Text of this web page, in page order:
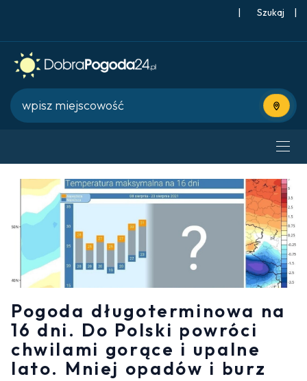
| |
Użyj
Pogoda długoterminowa na
16 dni. Do Polski powróci
chwilami gorące i upalne
lato. Mniej opadów i burz